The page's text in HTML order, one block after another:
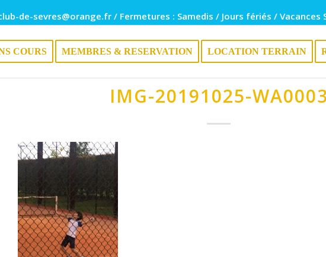
de-sevres@orange.fr / Fermetures : Samedis / Jours fériés / Vacances
COURS MEMBRES & RESERVATION LOCATION TERRAIN
IMG-20191025-WA0003